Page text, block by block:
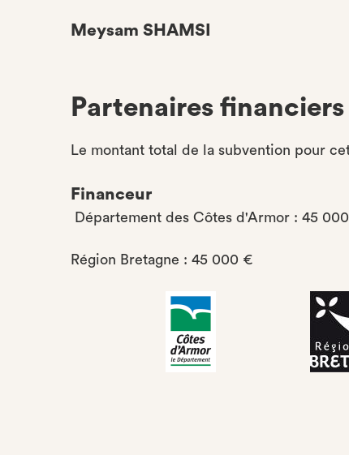
Meysam SHAMSI
Partenaires financiers
Le montant total de la subvention pour
Financeur
Département des Côtes d'Armor : 45
Région Bretagne : 45 000 €